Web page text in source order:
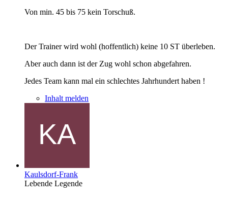
Von min. 45 bis 75 kein Torschuß.
Der Trainer wird wohl (hoffentlich) keine 10 ST überleben.
Aber auch dann ist der Zug wohl schon abgefahren.
Jedes Team kann mal ein schlechtes Jahrhundert haben !
Inhalt melden
Kaulsdorf-Frank
Lebende Legende